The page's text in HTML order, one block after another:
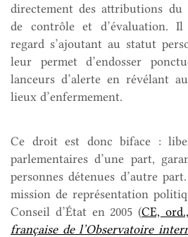
directement des attributions du
de contrôle et d’évaluation.
regard s’ajoutant au statut
leur permet d’endosser
lanceurs d’alerte en révélant
lieux d’enfermement.
Ce droit est donc biface :
parlementaires d’une part,
personnes détenues d’autre
mission de représentation
Conseil d’État en 2005 (CE,
française de l’Observatoire